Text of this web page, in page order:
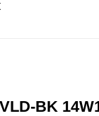
BK